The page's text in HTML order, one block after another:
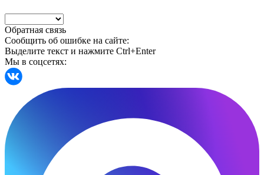
Обратная связь
Сообщить об ошибке на сайте:
Выделите текст и нажмите Ctrl+Enter
Мы в соцсетях: